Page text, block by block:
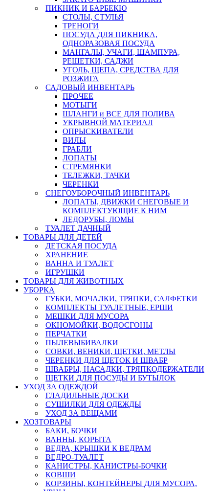
ПИКНИК И БАРБЕКЮ
СТОЛЫ, СТУЛЬЯ
ТРЕНОГИ
ПОСУДА ДЛЯ ПИКНИКА,
ОДНОРАЗОВАЯ ПОСУДА
МАНГАЛЫ, УЧАГИ, ШАМПУРА,
РЕШЕТКИ, САДЖИ
УГОЛЬ, ЩЕПА, СРЕДСТВА ДЛЯ
РОЗЖИГА
САДОВЫЙ ИНВЕНТАРЬ
ПРОЧЕЕ
МОТЫГИ
ШЛАНГИ и ВСЕ ДЛЯ ПОЛИВА
УКРЫВНОЙ МАТЕРИАЛ
ОПРЫСКИВАТЕЛИ
ВИЛЫ
ГРАБЛИ
ЛОПАТЫ
СТРЕМЯНКИ
ТЕЛЕЖКИ, ТАЧКИ
ЧЕРЕНКИ
СНЕГОУБОРОЧНЫЙ ИНВЕНТАРЬ
ЛОПАТЫ, ДВИЖКИ СНЕГОВЫЕ И
КОМПЛЕКТУЮЩИЕ К НИМ
ЛЕДОРУБЫ, ЛОМЫ
ТУАЛЕТ ДАЧНЫЙ
ТОВАРЫ ДЛЯ ДЕТЕЙ
ДЕТСКАЯ ПОСУДА
ХРАНЕНИЕ
ВАННА И ТУАЛЕТ
ИГРУШКИ
ТОВАРЫ ДЛЯ ЖИВОТНЫХ
УБОРКА
ГУБКИ, МОЧАЛКИ, ТРЯПКИ, САЛФЕТКИ
КОМПЛЕКТЫ ТУАЛЕТНЫЕ, ЕРШИ
МЕШКИ ДЛЯ МУСОРА
ОКНОМОЙКИ, ВОДОСГОНЫ
ПЕРЧАТКИ
ПЫЛЕВЫБИВАЛКИ
СОВКИ, ВЕНИКИ, ЩЕТКИ, МЕТЛЫ
ЧЕРЕНКИ ДЛЯ ЩЕТОК И ШВАБР
ШВАБРЫ, НАСАДКИ, ТРЯПКОДЕРЖАТЕЛИ
ЩЕТКИ ДЛЯ ПОСУДЫ И БУТЫЛОК
УХОД ЗА ОДЕЖДОЙ
ГЛАДИЛЬНЫЕ ДОСКИ
СУШИЛКИ ДЛЯ ОДЕЖДЫ
УХОД ЗА ВЕЩАМИ
ХОЗТОВАРЫ
БАКИ, БОЧКИ
ВАННЫ, КОРЫТА
ВЕДРА, КРЫШКИ К ВЕДРАМ
ВЕДРО-ТУАЛЕТ
КАНИСТРЫ, КАНИСТРЫ-БОЧКИ
КОВШИ
КОРЗИНЫ, КОНТЕЙНЕРЫ ДЛЯ МУСОРА,